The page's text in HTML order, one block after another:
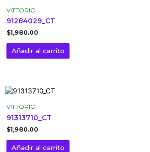
VITTORIO
91284029_CT
$1,980.00
Añadir al carrito
VITTORIO
91313710_CT
$1,980.00
Añadir al carrito